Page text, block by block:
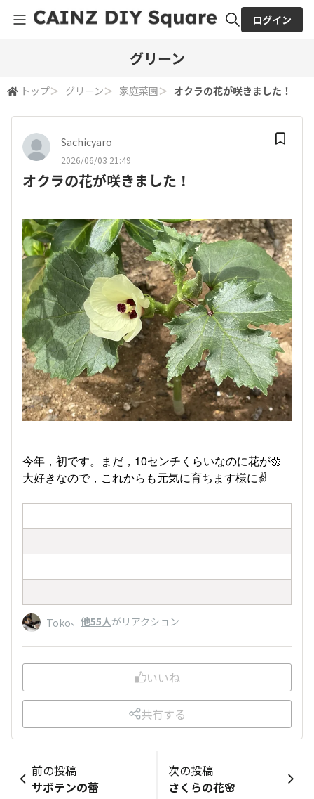
検索
ログイン
グリーン
トップ＞ グリーン＞ 家庭菜園＞ オクラの花が咲きました！
Sachicyaro
2026/06/03 21:49
オクラの花が咲きました！
今年，初です。まだ，10センチくらいなのに花が🌼
大好きなので，これからも元気に育ちます様に✌️
Toko、 他55人がリアクション
いいね
共有する
前の投稿
サボテンの蕾
次の投稿
さくらの花🌸